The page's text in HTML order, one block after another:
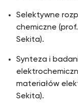
Selektywne
chemiczne
Sekita).
Synteza i
materiałów
Sekita).